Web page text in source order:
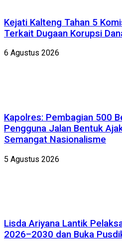
Kejati Kalteng Tahan 5
Terkait Dugaan Korupsi
6 Agustus 2026
Kapolres: Pembagian 500
Pengguna Jalan Bentuk
Semangat Nasionalisme
5 Agustus 2026
Lisda Ariyana Lantik
2026–2030 dan Buka